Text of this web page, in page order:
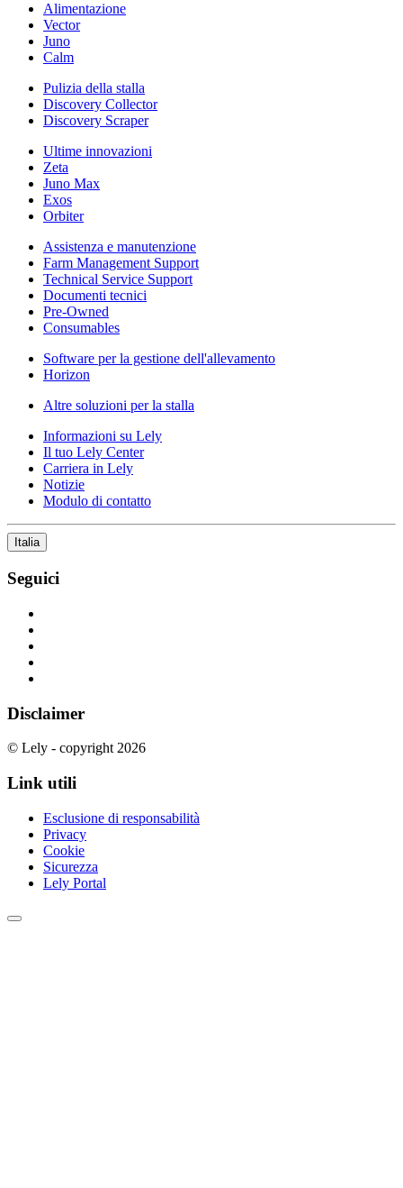
Alimentazione
Vector
Juno
Calm
Pulizia della stalla
Discovery Collector
Discovery Scraper
Ultime innovazioni
Zeta
Juno Max
Exos
Orbiter
Assistenza e manutenzione
Farm Management Support
Technical Service Support
Documenti tecnici
Pre-Owned
Consumables
Software per la gestione dell'allevamento
Horizon
Altre soluzioni per la stalla
Informazioni su Lely
Il tuo Lely Center
Carriera in Lely
Notizie
Modulo di contatto
Italia
Seguici
Disclaimer
© Lely - copyright 2026
Link utili
Esclusione di responsabilità
Privacy
Cookie
Sicurezza
Lely Portal